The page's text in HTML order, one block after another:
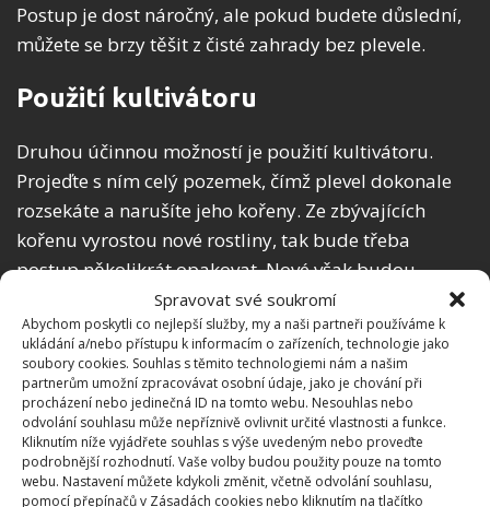
Spravovat své soukromí
Abychom poskytli co nejlepší služby, my a naši partneři používáme k
ukládání a/nebo přístupu k informacím o zařízeních, technologie jako
soubory cookies. Souhlas s těmito technologiemi nám a našim
partnerům umožní zpracovávat osobní údaje, jako je chování při
procházení nebo jedinečná ID na tomto webu. Nesouhlas nebo
odvolání souhlasu může nepříznivě ovlivnit určité vlastnosti a funkce.
Kliknutím níže vyjádřete souhlas s výše uvedeným nebo proveďte
podrobnější rozhodnutí. Vaše volby budou použity pouze na tomto
webu. Nastavení můžete kdykoli změnit, včetně odvolání souhlasu,
pomocí přepínačů v Zásadách cookies nebo kliknutím na tlačítko
Postup je dost náročný, ale pokud budete důslední,
můžete se brzy těšit z čisté zahrady bez plevele.
Použití kultivátoru
Druhou účinnou možností je použití kultivátoru.
Projeďte s ním celý pozemek, čímž plevel dokonale
rozsekáte a narušíte jeho kořeny. Ze zbývajících
kořenu vyrostou nové rostliny, tak bude třeba
postup několikrát opakovat. Nové však budou
výrazně slabší a postupem času se situace zlepší
úplně.
Sázení luštěnin
Pšeničná tráva také nemá ráda luštěniny. Tyto
rostliny totiž mají silný kořenový systém. Pokud
použijete kultivátor a během procesu do země